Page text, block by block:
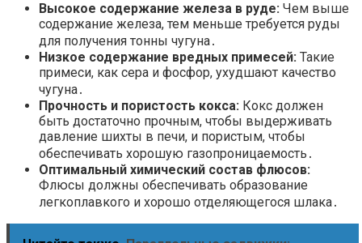
Высокое содержание железа в руде: Чем выше
содержание железа, тем меньше требуется руды
для получения тонны чугуна․
Низкое содержание вредных примесей: Такие
примеси, как сера и фосфор, ухудшают качество
чугуна․
Прочность и пористость кокса: Кокс должен
быть достаточно прочным, чтобы выдерживать
давление шихты в печи, и пористым, чтобы
обеспечивать хорошую газопроницаемость․
Оптимальный химический состав флюсов:
Флюсы должны обеспечивать образование
легкоплавкого и хорошо отделяющегося шлака․